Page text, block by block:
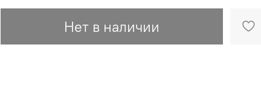
Нет в наличии